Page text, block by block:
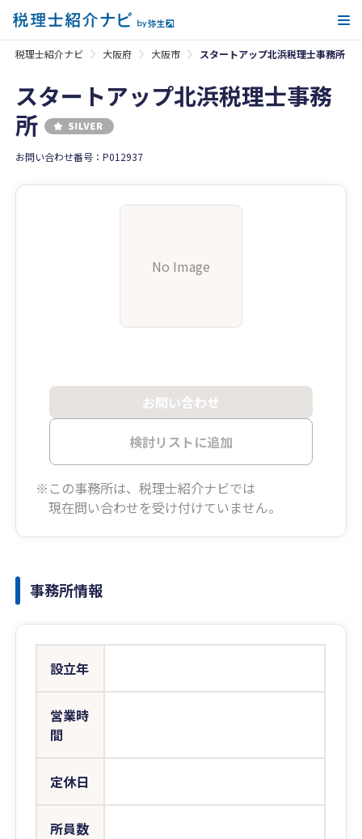
税理士紹介ナビ 大阪府 大阪市 スタートアップ北浜税理士事務所
スタートアップ北浜税理士事務
所
お問い合わせ番号：P012937
No Image
お問い合わせ
検討リストに追加
※この事務所は、税理士紹介ナビでは
現在問い合わせを受け付けていません。
事務所情報
設立年
営業時
間
定休日
所員数